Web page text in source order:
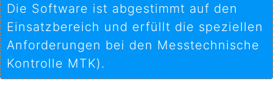
Die Software ist abgestimmt auf den
Einsatzbereich und erfüllt die speziellen
Anforderungen bei den Messtechnische
Kontrolle MTK).